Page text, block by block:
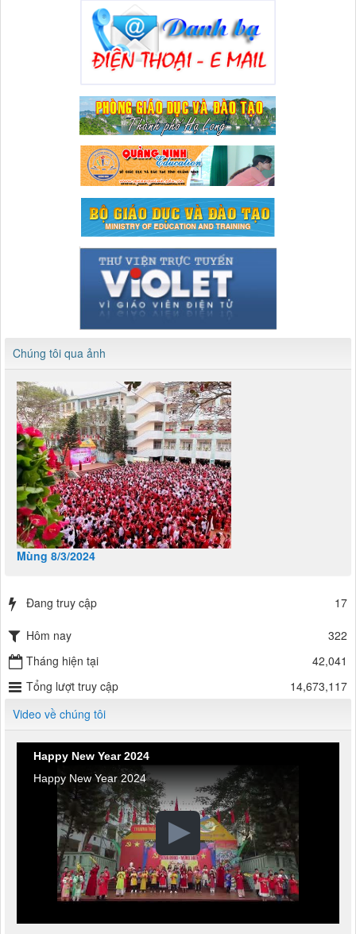
Chúng tôi qua ảnh
Mùng 8/3/2024
Đang truy cập 17
Hôm nay
322
Tháng hiện tại
42,041
Tổng lượt truy cập
14,673,117
Video về chúng tôi
Happy New Year 2024
Happy New Year 2024